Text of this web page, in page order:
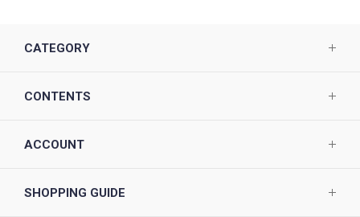
CATEGORY
CONTENTS
ACCOUNT
SHOPPING GUIDE